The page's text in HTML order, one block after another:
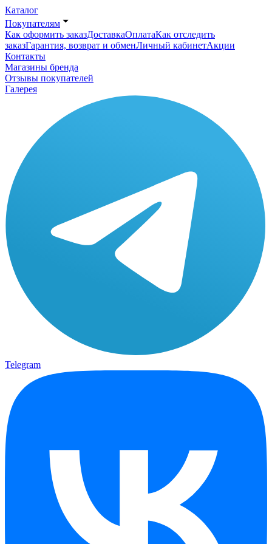
Каталог
Покупателям
Как оформить заказДоставкаОплатаКак отследить
заказГарантия, возврат и обменЛичный кабинетАкции
Контакты
Магазины бренда
Отзывы покупателей
Галерея
Telegram